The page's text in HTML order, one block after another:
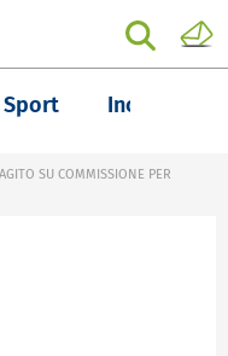
Sport Inchieste
SU COMMISSIONE PER